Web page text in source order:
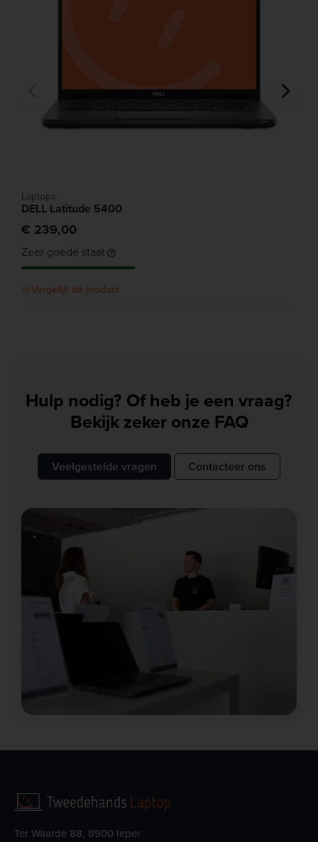
Laptops
DELL Latitude 5400
€ 239,00
Zeer goede staat
Vergelijk dit product
Hulp nodig? Of heb je een vraag?
Bekijk zeker onze FAQ
Veelgestelde vragen Contacteer ons
Ter Waarde 88, 8900 Ieper